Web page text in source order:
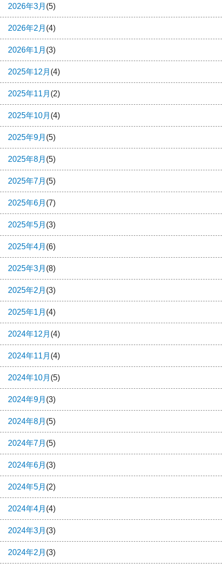
2026年3月 (5)
2026年2月 (4)
2026年1月 (3)
2025年12月 (4)
2025年11月 (2)
2025年10月 (4)
2025年9月 (5)
2025年8月 (5)
2025年7月 (5)
2025年6月 (7)
2025年5月 (3)
2025年4月 (6)
2025年3月 (8)
2025年2月 (3)
2025年1月 (4)
2024年12月 (4)
2024年11月 (4)
2024年10月 (5)
2024年9月 (3)
2024年8月 (5)
2024年7月 (5)
2024年6月 (3)
2024年5月 (2)
2024年4月 (4)
2024年3月 (3)
2024年2月 (3)